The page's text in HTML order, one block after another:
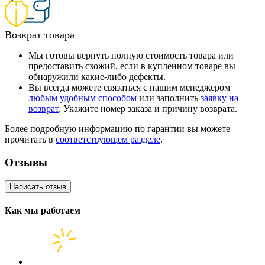
Возврат товара
Мы готовы вернуть полную стоимость товара или
предоставить схожий, если в купленном товаре вы
обнаружили какие-либо дефекты.
Вы всегда можете связаться с нашим менеджером
любым удобным способом или заполнить заявку на
возврат. Укажите номер заказа и причину возврата.
Более подробную информацию по гарантии вы можете
прочитать в соответствующем разделе.
Отзывы
Написать отзыв
Как мы работаем